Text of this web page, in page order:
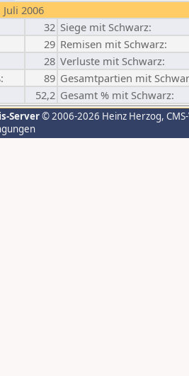
2006
32 Siege mit Schwarz:
29 Remisen mit Schwarz:
28 Verluste mit Schwarz:
89 Gesamtpartien mit
52,2 Gesamt % mit Schwarz:
Server© 2006-2026 Heinz Herzog,